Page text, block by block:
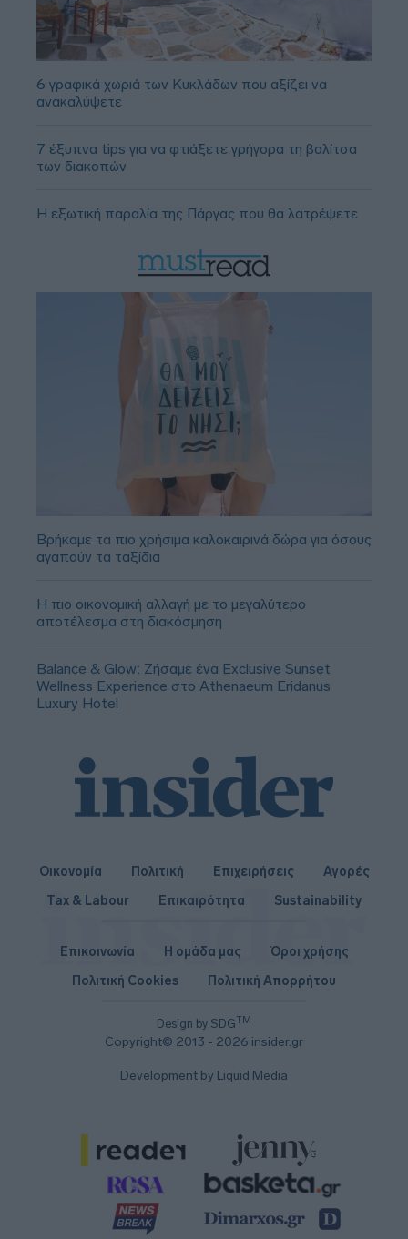
6 γραφικά χωριά των Κυκλάδων που αξίζει να
ανακαλύψετε
7 έξυπνα tips για να φτιάξετε γρήγορα τη βαλίτσα
των διακοπών
Η εξωτική παραλία της Πάργας που θα λατρέψετε
Βρήκαμε τα πιο χρήσιμα καλοκαιρινά δώρα για όσους
αγαπούν τα ταξίδια
Η πιο οικονομική αλλαγή με το μεγαλύτερο
αποτέλεσμα στη διακόσμηση
Balance & Glow: Ζήσαμε ένα Exclusive Sunset
Wellness Experience στο Athenaeum Eridanus
Luxury Hotel
Οικονομία Πολιτική Επιχειρήσεις
Αγορές
Tax & Labour
Επικαιρότητα Sustainability
Design by SDGTM
Copyright© 2013 - 2026 insider.gr
Επικοινωνία Η ομάδα μας
Όροι χρήσης
Πολιτική Cookies
Πολιτική Απορρήτου
Development by Liquid Media